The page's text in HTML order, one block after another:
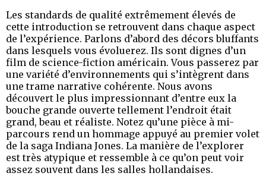
Les standards de qualité extrêmement élevés de
cette introduction se retrouvent dans chaque aspect
de l’expérience. Parlons d’abord des décors bluffants
dans lesquels vous évoluerez. Ils sont dignes d’un
film de science-fiction américain. Vous passerez par
une variété d’environnements qui s’intègrent dans
une trame narrative cohérente. Nous avons
découvert le plus impressionnant d’entre eux la
bouche grande ouverte tellement l’endroit était
grand, beau et réaliste. Notez qu’une pièce à mi-
parcours rend un hommage appuyé au premier volet
de la saga Indiana Jones. La manière de l’explorer
est très atypique et ressemble à ce qu’on peut voir
assez souvent dans les salles hollandaises.